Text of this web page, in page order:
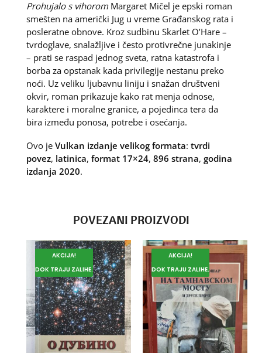
Prohujalo s vihoromMargaret Mičel je epski roman
smešten na američki Jug u vreme Građanskog rata i
posleratne obnove. Kroz sudbinu Skarlet O’Hare –
tvrdoglave, snalažljive i često protivrečne junakinje
– prati se raspad jednog sveta, ratna katastrofa i
borba za opstanak kada privilegije nestanu preko
noći. Uz veliku ljubavnu liniju i snažan društveni
okvir, roman prikazuje kako rat menja odnose,
karaktere i moralne granice, a pojedinca tera da
bira između ponosa, potrebe i osećanja.
Ovo je Vulkan izdanje velikog formata: tvrdi
povez, latinica, format 17×24, 896 strana, godina
izdanja 2020.
POVEZANI PROIZVODI
AKCIJA!
DOK TRAJU ZALIHE.
AKCIJA!
DOK TRAJU ZALIHE.